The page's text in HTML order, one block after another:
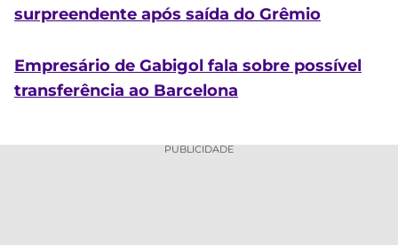
surpreendente após saída do Grêmio
Empresário de Gabigol fala sobre possível
transferência ao Barcelona
PUBLICIDADE